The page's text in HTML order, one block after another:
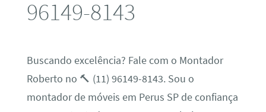
96149-8143
Buscando excelência? Fale com o Montador
Roberto no 🔨 (11) 96149-8143. Sou o
montador de móveis em Perus SP de confiança